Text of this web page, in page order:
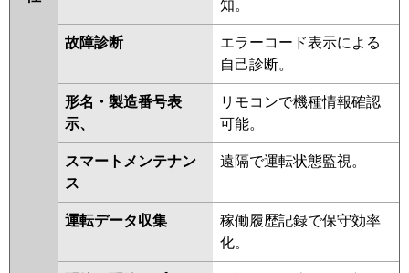
知。
故障診断
エラーコード表示による
自己診断。
形名・製造番号表
示、
リモコンで機種情報確認
可能。
スマートメンテナン
ス
遠隔で運転状態監視。
運転データ収集
稼働履歴記録で保守効率
化。